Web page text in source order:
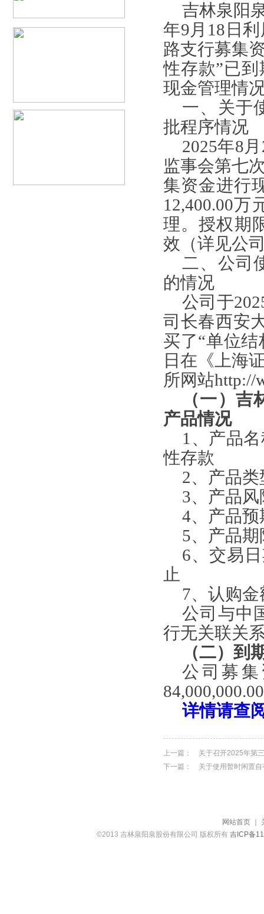
吉林泉阳
年9月 18 日
路支行募集
性存款”已
现金管理情
一、关于
批程序情况
2025年8月
监事会第七
集资金进行
12,400.00万
理。授权期
效（详见公
二、公司
的情况
公司于
司长春西安
买了“单位结
日在《上海
所网站http://
（一）
产品情况
1 、产品
性存款
2、产品
3、产品
4、产品
5、产品期
6、交易
止
7、认购金
公司与中
行无关联关
（二）到
公司募
84,000,000.00
详情请查
上一篇：
关于召开2025年第
下一篇：
关于使用暂时闲置
网站首页
©2013 吉林泉阳泉股份有限公司 版权所有吉ICP备